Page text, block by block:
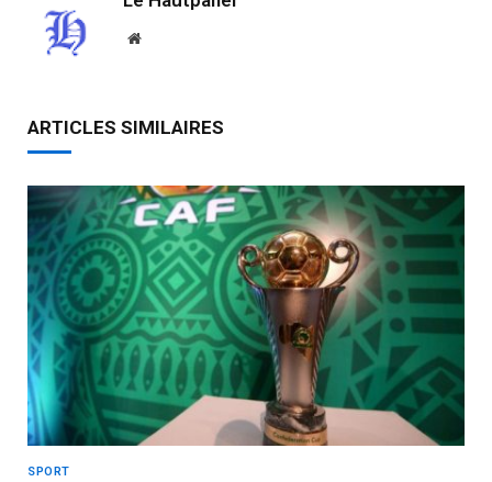
Website
ARTICLES SIMILAIRES
SPORT